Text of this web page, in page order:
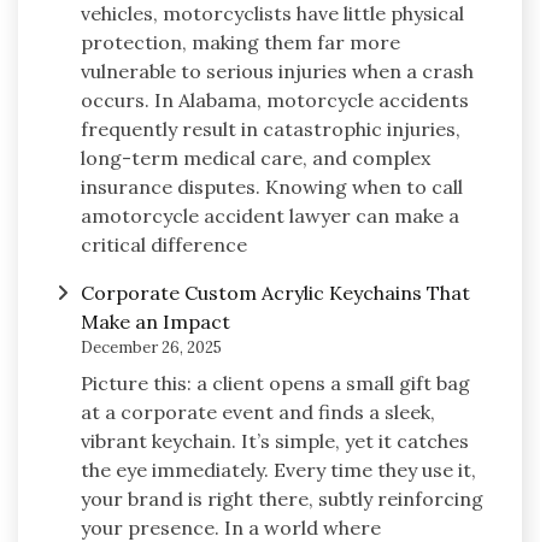
vehicles, motorcyclists have little physical
protection, making them far more
vulnerable to serious injuries when a crash
occurs. In Alabama, motorcycle accidents
frequently result in catastrophic injuries,
long-term medical care, and complex
insurance disputes. Knowing when to call
amotorcycle accident lawyer can make a
critical difference
Corporate Custom Acrylic Keychains That
Make an Impact
December 26, 2025
Picture this: a client opens a small gift bag
at a corporate event and finds a sleek,
vibrant keychain. It’s simple, yet it catches
the eye immediately. Every time they use it,
your brand is right there, subtly reinforcing
your presence. In a world where